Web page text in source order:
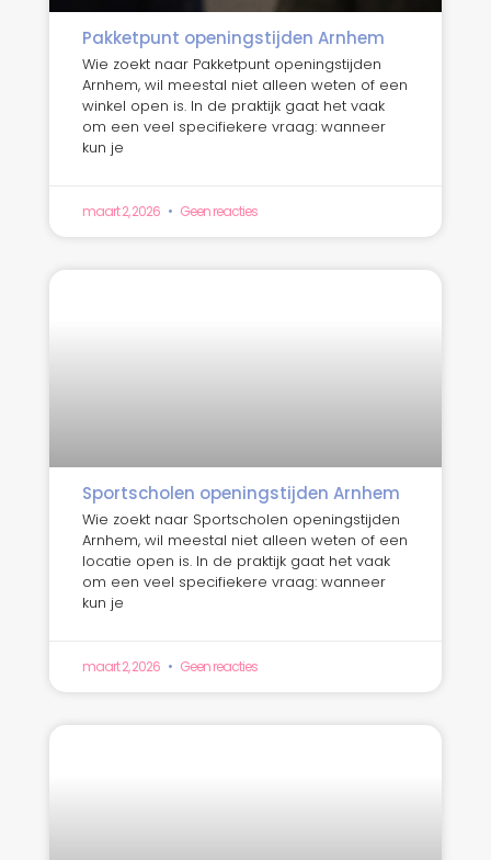
Pakketpunt openingstijden Arnhem
Wie zoekt naar Pakketpunt openingstijden
Arnhem, wil meestal niet alleen weten of een
winkel open is. In de praktijk gaat het vaak
om een veel specifiekere vraag: wanneer
kun je
maart 2, 2026 Geen reacties
Sportscholen openingstijden Arnhem
Wie zoekt naar Sportscholen openingstijden
Arnhem, wil meestal niet alleen weten of een
locatie open is. In de praktijk gaat het vaak
om een veel specifiekere vraag: wanneer
kun je
maart 2, 2026 Geen reacties